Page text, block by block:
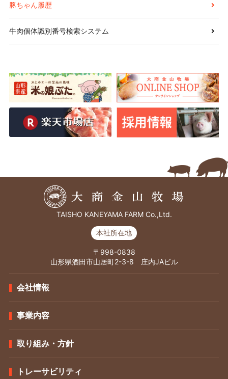
豚ちゃん履歴
牛肉個体識別番号検索システム
TAISHO KANEYAMA FARM Co.,Ltd.
本社所在地
〒998-0838
山形県酒田市山居町2-3-8 庄内JAビル
会社情報
事業内容
取り組み・方針
トレーサビリティ